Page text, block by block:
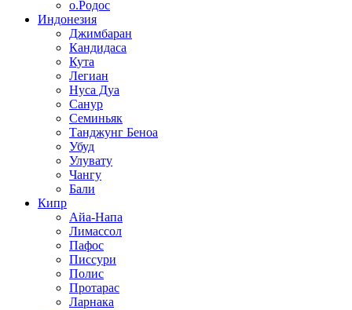
о.Родос
Индонезия
Джимбаран
Кандидаса
Кута
Легиан
Нуса Дуа
Санур
Семиньяк
Танджунг Беноа
Убуд
Улувату
Чангу
Бали
Кипр
Айа-Напа
Лимассол
Пафос
Писсури
Полис
Протарас
Ларнака